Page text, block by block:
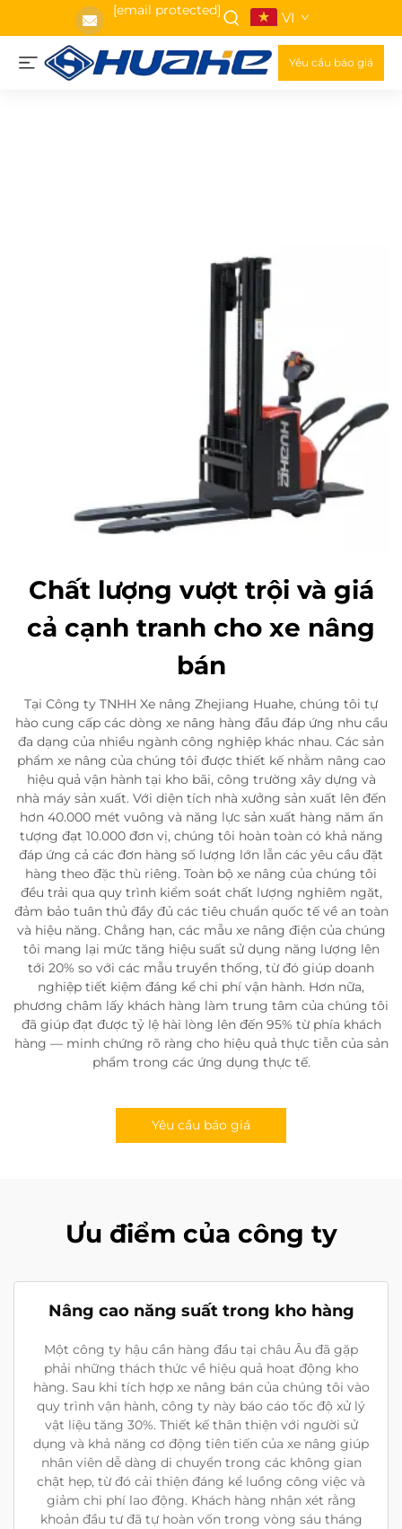
[email protected] VI
Yêu cầu báo giá
Chất lượng vượt trội và giá
cả cạnh tranh cho xe nâng
bán
Tại Công ty TNHH Xe nâng Zhejiang Huahe, chúng tôi tự
hào cung cấp các dòng xe nâng hàng đầu đáp ứng nhu cầu
đa dạng của nhiều ngành công nghiệp khác nhau. Các sản
phẩm xe nâng của chúng tôi được thiết kế nhằm nâng cao
hiệu quả vận hành tại kho bãi, công trường xây dựng và
nhà máy sản xuất. Với diện tích nhà xưởng sản xuất lên đến
hơn 40.000 mét vuông và năng lực sản xuất hàng năm ấn
tượng đạt 10.000 đơn vị, chúng tôi hoàn toàn có khả năng
đáp ứng cả các đơn hàng số lượng lớn lẫn các yêu cầu đặt
hàng theo đặc thù riêng. Toàn bộ xe nâng của chúng tôi
đều trải qua quy trình kiểm soát chất lượng nghiêm ngặt,
đảm bảo tuân thủ đầy đủ các tiêu chuẩn quốc tế về an toàn
và hiệu năng. Chẳng hạn, các mẫu xe nâng điện của chúng
tôi mang lại mức tăng hiệu suất sử dụng năng lượng lên
tới 20% so với các mẫu truyền thống, từ đó giúp doanh
nghiệp tiết kiệm đáng kể chi phí vận hành. Hơn nữa,
phương châm lấy khách hàng làm trung tâm của chúng tôi
đã giúp đạt được tỷ lệ hài lòng lên đến 95% từ phía khách
hàng — minh chứng rõ ràng cho hiệu quả thực tiễn của sản
phẩm trong các ứng dụng thực tế.
Yêu cầu báo giá
Ưu điểm của công ty
Nâng cao năng suất trong kho hàng
Một công ty hậu cần hàng đầu tại châu Âu đã gặp
phải những thách thức về hiệu quả hoạt động kho
hàng. Sau khi tích hợp xe nâng bán của chúng tôi vào
quy trình vận hành, công ty này báo cáo tốc độ xử lý
vật liệu tăng 30%. Thiết kế thân thiện với người sử
dụng và khả năng cơ động tiên tiến của xe nâng giúp
nhân viên dễ dàng di chuyển trong các không gian
chật hẹp, từ đó cải thiện đáng kể luồng công việc và
giảm chi phí lao động. Khách hàng nhận xét rằng
khoản đầu tư đã tự hoàn vốn trong vòng sáu tháng